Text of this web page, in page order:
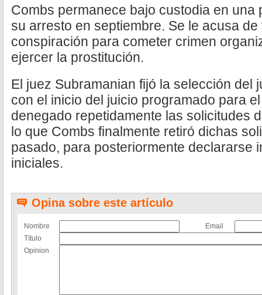
Combs permanece bajo custodia en una
su arresto en septiembre. Se le acusa
conspiración para cometer crimen
ejercer la prostitución.
El juez Subramanian fijó la selección del
con el inicio del juicio programado para
denegado repetidamente las solicitudes
lo que Combs finalmente retiró dichas
pasado, para posteriormente declararse
iniciales.
Opina sobre este artículo
Nombre
Email
Título
Opinion